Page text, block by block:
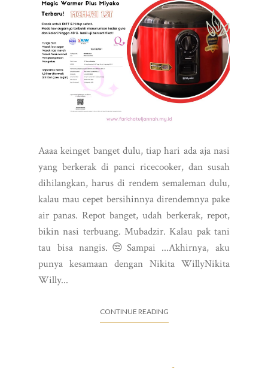
Aaaa keinget banget dulu, tiap hari ada aja nasi
yang berkerak di panci ricecooker, dan susah
dihilangkan, harus di rendem semaleman dulu,
kalau mau cepet bersihinnya direndemnya pake
air panas. Repot banget, udah berkerak, repot,
bikin nasi terbuang. Mubadzir. Kalau pak tani
tau bisa nangis.😒Sampai ...Akhirnya, aku
punya kesamaan dengan Nikita WillyNikita
Willy...
CONTINUE READING